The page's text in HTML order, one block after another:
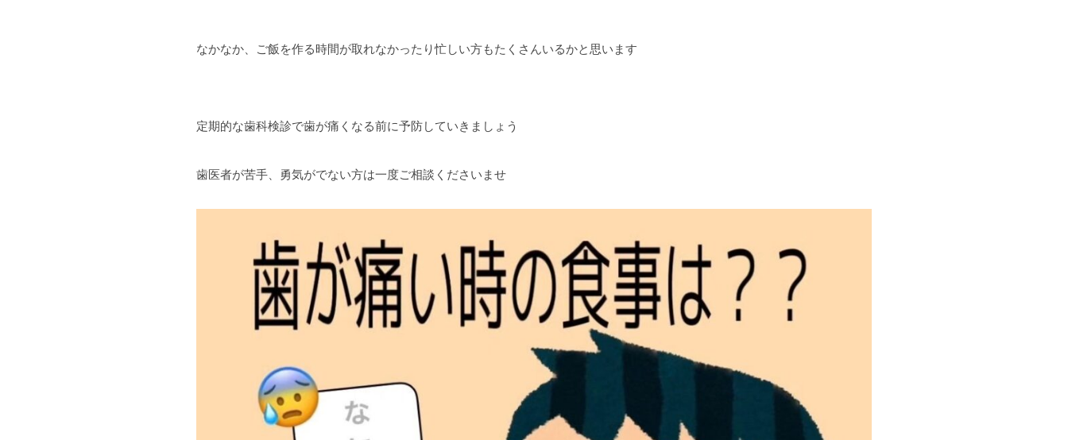
なかなか、ご飯を作る時間が取れなかったり忙しい方もたくさんいるかと思います
定期的な歯科検診で歯が痛くなる前に予防していきましょう
歯医者が苦手、勇気がでない方は一度ご相談くださいませ